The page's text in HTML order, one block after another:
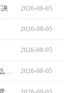
2026-08-05
2026-08-05
2026-08-05
2026-08-05